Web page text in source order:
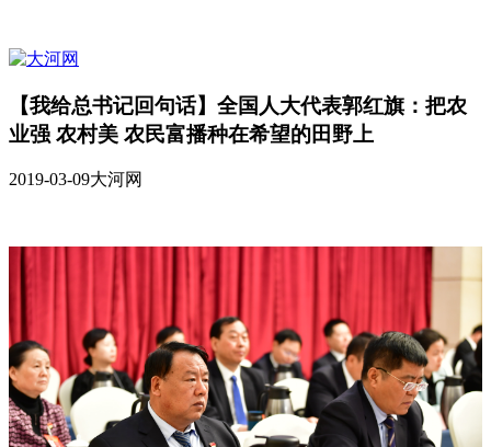
【我给总书记回句话】全国人大代表郭红旗：把农
业强 农村美 农民富播种在希望的田野上
2019-03-09大河网